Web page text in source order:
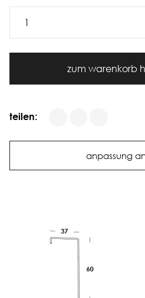
zum warenkorb
teilen:
anpassung